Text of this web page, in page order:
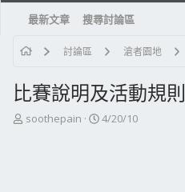
最新文章 搜尋討論區
討論區 滄者園地
比賽說明及活動規則
主
soothepain
開
4/20/10